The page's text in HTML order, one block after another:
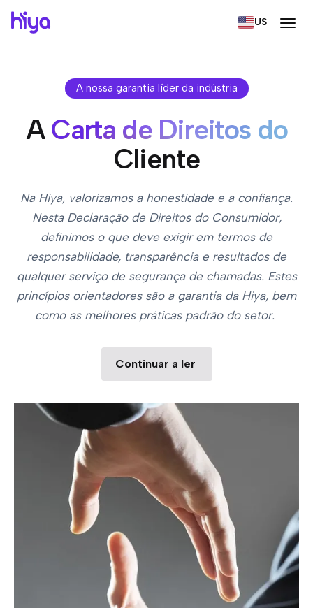
US
A nossa garantia líder da indústria
ACarta de Direitos do
Cliente
Na Hiya, valorizamos a honestidade e a confiança.
Nesta Declaração de Direitos do Consumidor,
definimos o que deve exigir em termos de
responsabilidade, transparência e resultados de
qualquer serviço de segurança de chamadas. Estes
princípios orientadores são a garantia da Hiya, bem
como as melhores práticas padrão do setor.
Continuar a ler